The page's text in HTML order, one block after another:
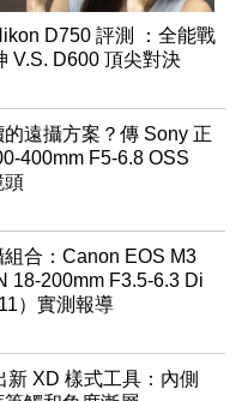
D750 評測 ：全能戰
V.S. D600 頂尖對決
遠攝方案？傳 Sony 正
400mm F5-6.8 OSS
頭
合：Canon EOS M3
18-200mm F3.5-6.3 Di
）實測報導
新 XD 樣式工具：內側